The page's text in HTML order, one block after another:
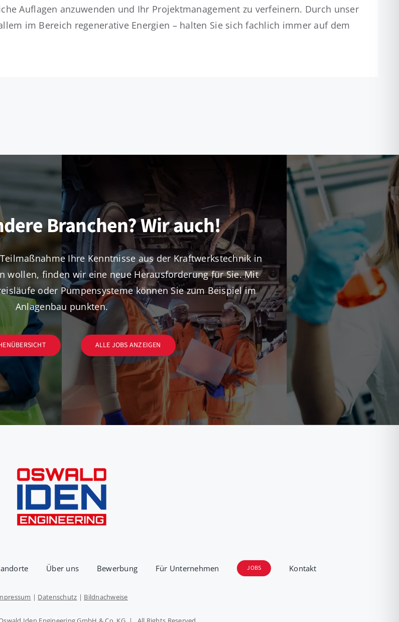
Auflagen anzuwenden und Ihr Projektmanagement zu verfeinern. Durch unser
im Bereich regenerative Energien – halten Sie sich fachlich immer auf dem
Branchen? Wir auch!
Ihre Kenntnisse aus der Kraftwerkstechnik in
wollen, finden wir eine neue Herausforderung für Sie. Mit
oder Pumpensysteme können Sie zum Beispiel im
Anlagenbau punkten.
ALLE JOBS ANZEIGEN
Über uns Bewerbung Für Unternehmen JOBS Kontakt
| Datenschutz | Bildnachweise